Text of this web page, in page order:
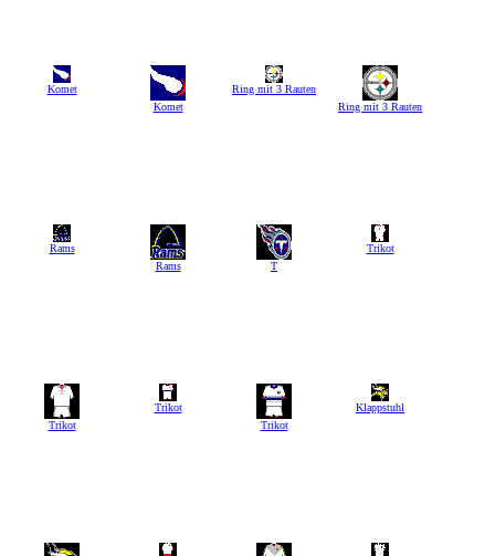
Komet
Komet
Ring mit 3 Rauten
Ring mit 3 Rauten
Rams
Rams
T
Trikot
Trikot
Trikot
Trikot
Klappstuhl